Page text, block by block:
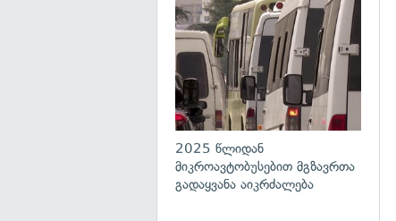
2025 წლიდან
მიკროავტობუსებით მგზავრთა
გადაყვანა აიკრძალება